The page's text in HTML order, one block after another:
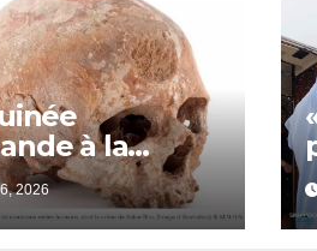
à la
la restitution
de Bokar
de trois de
2026